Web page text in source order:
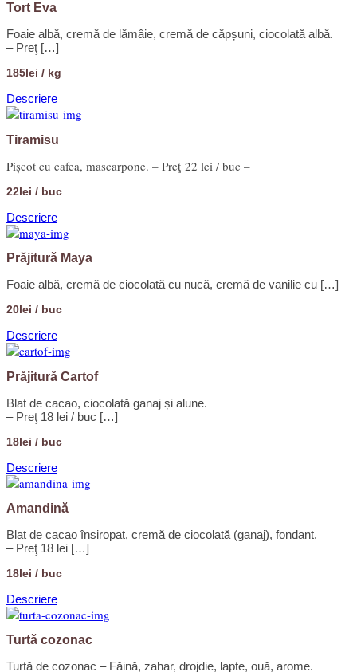
Tort Eva
Foaie albă, cremă de lămâie, cremă de căpșuni, ciocolată albă.
– Preţ […]
185lei / kg
Descriere
Tiramisu
Pișcot cu cafea, mascarpone. – Preţ 22 lei / buc –
22lei / buc
Descriere
Prăjitură Maya
Foaie albă, cremă de ciocolată cu nucă, cremă de vanilie cu […]
20lei / buc
Descriere
Prăjitură Cartof
Blat de cacao, ciocolată ganaj și alune.
– Preţ 18 lei / buc […]
18lei / buc
Descriere
Amandină
Blat de cacao însiropat, cremă de ciocolată (ganaj), fondant.
– Preţ 18 lei […]
18lei / buc
Descriere
Turtă cozonac
Turtă de cozonac – Făină, zahar, drojdie, lapte, ouă, arome.